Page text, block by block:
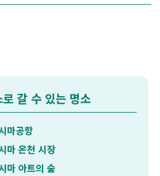
갈 수 있는 명소
마공항
마 온천 시장
마 아트의 숲